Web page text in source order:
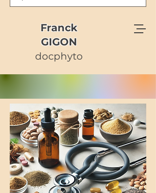
Franck
GIGON
docphyto